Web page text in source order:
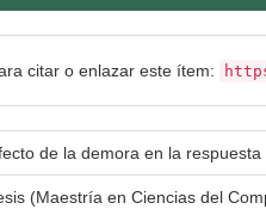
citar o enlazar este ítem:
de la demora en la
(Maestría en Ciencias del